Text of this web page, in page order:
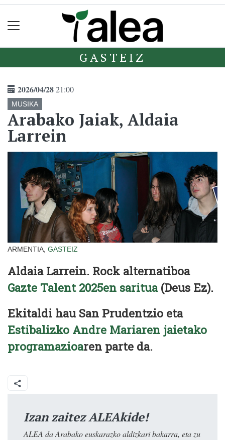
GASTEIZ
2026/04/2821:00
MUSIKA
Arabako Jaiak, Aldaia
Larrein
ARMENTIA, GASTEIZ
Aldaia Larrein. Rock alternatiboa
Gazte Talent 2025en saritua (Deus Ez).
Ekitaldi hau San Prudentzio eta
Estibalizko Andre Mariaren jaietako
programazioaren parte da.
Izan zaitez ALEAkide!
ALEA da Arabako euskarazko aldizkari bakarra, eta zu